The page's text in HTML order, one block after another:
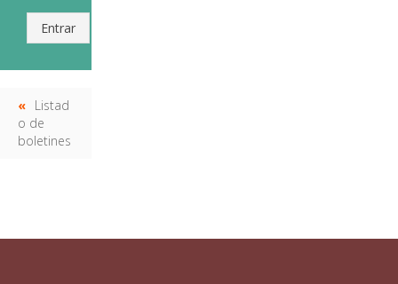
Entrar
Listad
o de
boletines